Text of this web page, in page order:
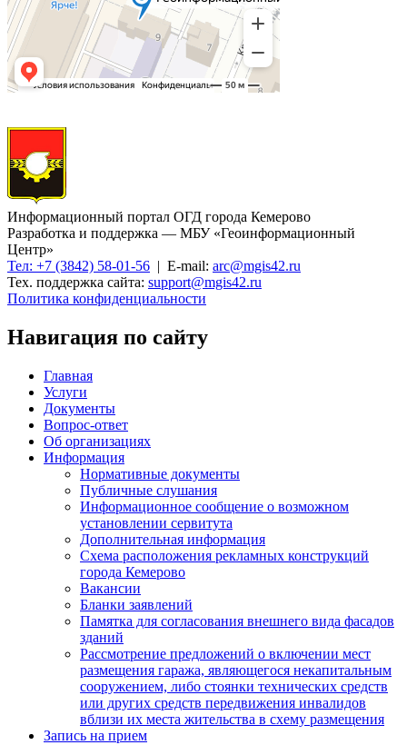
Информационный портал ОГД города Кемерово
Разработка и поддержка — МБУ «Геоинформационный
Центр»
Тел: +7 (3842) 58-01-56 | E-mail: arc@mgis42.ru
Тех. поддержка сайта: support@mgis42.ru
Политика конфиденциальности
Навигация по сайту
Главная
Услуги
Документы
Вопрос-ответ
Об организациях
Информация
Нормативные документы
Публичные слушания
Информационное сообщение о возможном
установлении сервитута
Дополнительная информация
Схема расположения рекламных конструкций
города Кемерово
Вакансии
Бланки заявлений
Памятка для согласования внешнего вида фасадов
зданий
Рассмотрение предложений о включении мест
размещения гаража, являющегося некапитальным
сооружением, либо стоянки технических средств
или других средств передвижения инвалидов
вблизи их места жительства в схему размещения
Запись на прием